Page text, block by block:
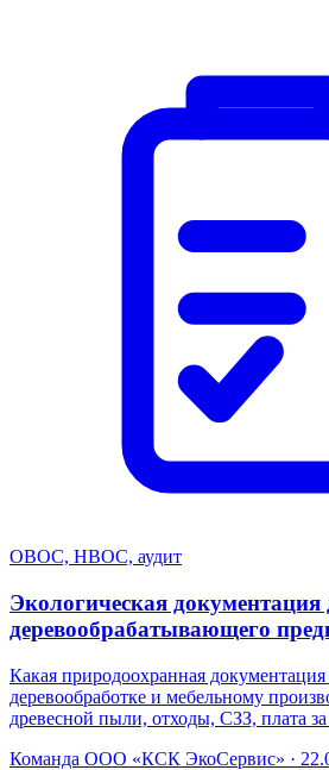
ОВОС, НВОС, аудит
Экологическая документация
деревообрабатывающего
Какая природоохранная
деревообработке и мебельному
древесной пыли, отходы, СЗЗ, плата
Команда ООО «КСК ЭкоСервис» ·